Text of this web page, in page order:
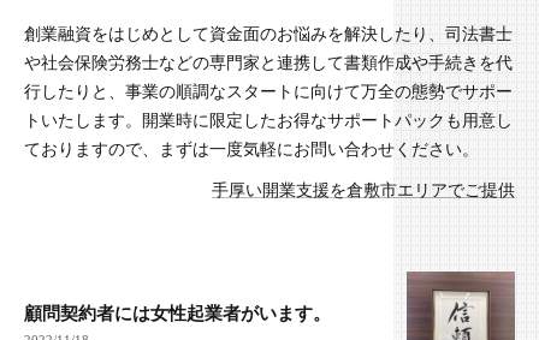
創業融資をはじめとして資金面のお悩みを解決したり、司法書士
や社会保険労務士などの専門家と連携して書類作成や手続きを代
行したりと、事業の順調なスタートに向けて万全の態勢でサポー
トいたします。開業時に限定したお得なサポートパックも用意し
ておりますので、まずは一度気軽にお問い合わせください。
手厚い開業支援を倉敷市エリアでご提供
顧問契約者には女性起業者がいます。